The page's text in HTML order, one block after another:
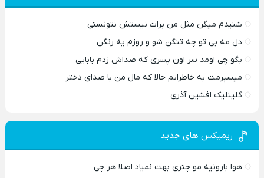
شنیدم میگن مثل من برات نیستش نتونستی
دل مه بی تو چه تنگن شو و روزم یه رنگن
بگو چی اومد سر اون پسری که صداش زدم بابایی
میسپرمت به خاطراتم حالا که مال من با صدای دختر
گلینلیک افشین آذری
ریمیکس های جدید
هوا بارونیه مو چتری بهت نمیاد اصلا هر چی